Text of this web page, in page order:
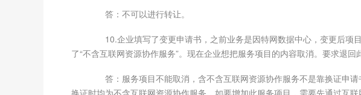
答：不可以进行转让。
10.企业填写了变更申请书，之前业务是因特网数据中心，变更后项
了“不含互联网资源协作服务”。现在企业想把服务项目的内容取消。要求退
答：服务项目不能取消，含不含互联网资源协作服务不是靠换证申请
换证时均为不含互联网资源协作服务，如要增加此服务项目，需要先通过互